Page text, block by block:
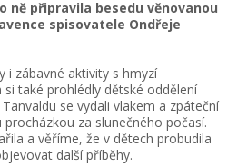
ně připravila besedu věnovanou
spisovatele Ondřeje
i zábavné aktivity s hmyzí
také prohlédly dětské oddělení
se vydali vlakem a zpáteční
za slunečného počasí.
a věříme, že v dětech probudila
další příběhy.